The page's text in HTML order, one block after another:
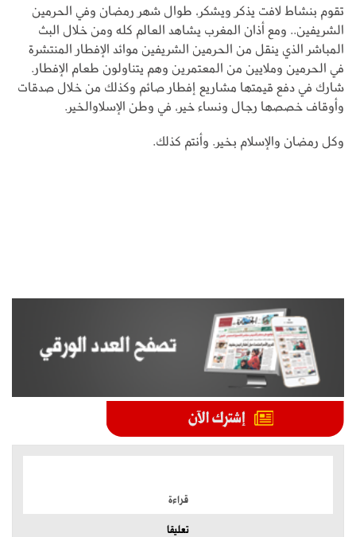
تقوم بنشاط لافت يذكر ويشكر، طوال شهر رمضان وفي الحرمين
الشريفين.. ومع أذان المغرب يشاهد العالم كله ومن خلال البث
المباشر الذي ينقل من الحرمين الشريفين موائد الإفطار المنتشرة
في الحرمين وملايين من المعتمرين وهم يتناولون طعام الإفطار.
شارك في دفع قيمتها مشاريع إفطار صائم وكذلك من خلال صدقات
وأوقاف خصصها رجال ونساء خير، في وطن الإسلاوالخير.
وكل رمضان والإسلام بخير. وأنتم كذلك.
قراءة
تعليقا